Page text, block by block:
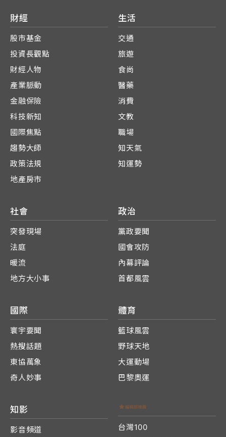
財經
股市基金
投資長觀點
財經人物
產業脈動
金融保險
科技新知
國際焦點
趨勢大師
政策法規
地產房市
生活
交通
旅遊
食尚
醫藥
消費
文教
職場
知天氣
知運勢
社會
突發現場
法庭
暖流
地方大小事
政治
黨政要聞
國會攻防
內幕評論
首都風雲
國際
寰宇要聞
熱搜話題
東協萬象
奇人妙事
體育
籃球風雲
野球天地
大運動場
巴黎奧運
知影
影音頻道
台灣100